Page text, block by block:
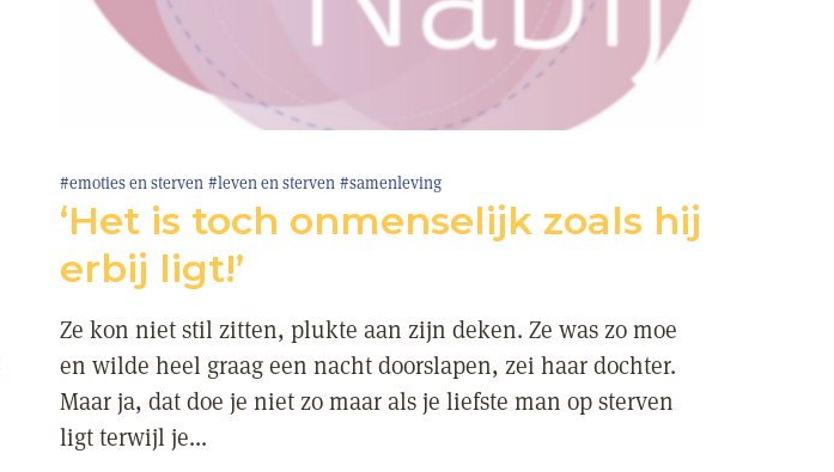
#emoties en sterven #leven en sterven #samenleving
‘Het is toch onmenselijk zoals hij
erbij ligt!’
Ze kon niet stil zitten, plukte aan zijn deken. Ze was zo moe
en wilde heel graag een nacht doorslapen, zei haar dochter.
Maar ja, dat doe je niet zo maar als je liefste man op sterven
ligt terwijl je...